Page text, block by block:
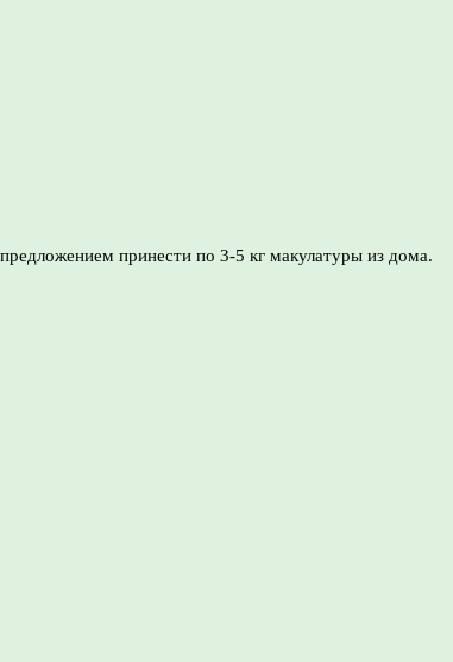
принести по 3-5 кг макулатуры из дома.